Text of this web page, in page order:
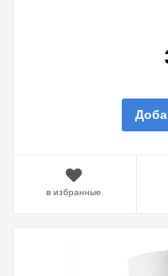
в избранные